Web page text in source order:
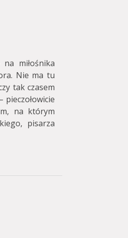
miłośnika
Nie ma tu
tak czasem
na którym
pisarza